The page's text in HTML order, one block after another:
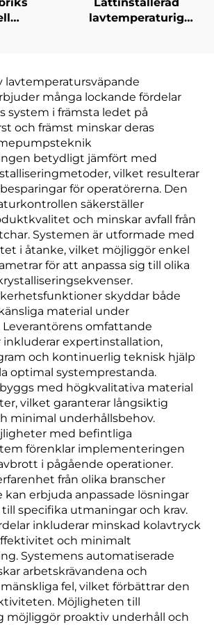
lavtemperaturig
bearbetningsindustrin
lavtemperatursväpande
många lockande fördelar
system i främsta ledet på
och främst minskar deras
betydligt jämfört med
vilket resulterar
för operatörerna. Den
säkerställer
och minskar avfall från
Systemen är utformade med
i åtanke, vilket möjliggör enkel
för att anpassa sig till olika
skyddar både
material under
omfattande
expertinstallation,
och kontinuerlig teknisk hjälp
optimal systemprestanda.
med högkvalitativa material
vilket garanterar långsiktig
minimal underhållsbehov.
med befintliga
förenklar implementeringen
i pågående operationer.
från olika branscher
erbjuda anpassade lösningar
specifika utmaningar och krav.
inkluderar minskad kolavtryck
och minimalt
Systemens automatiserade
arbetskrävandena och
fel, vilket förbättrar den
Möjligheten till
möjliggör proaktiv underhåll och